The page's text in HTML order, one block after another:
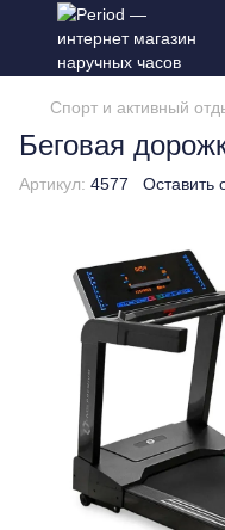
Спорт и активный
Беговая
Артикул: 4577 Оставить